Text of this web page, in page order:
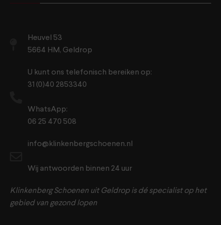
Heuvel 53
5664 HM, Geldrop
U kunt ons telefonisch bereiken op:
31 (0)40 2853340
WhatsApp:
06 25 470 508
info@klinkenbergschoenen.nl
Wij antwoorden binnen 24 uur
Klinkenberg Schoenen uit Geldrop is dé specialist op het
gebied van gezond lopen